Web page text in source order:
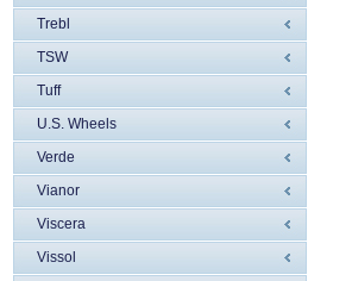
Trebl
TSW
Tuff
U.S. Wheels
Verde
Vianor
Viscera
Vissol